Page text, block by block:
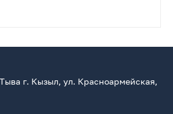
г. Кызыл, ул. Красноармейская,